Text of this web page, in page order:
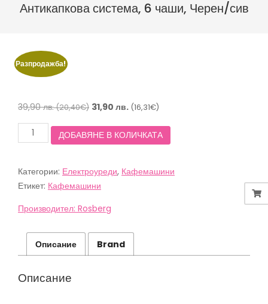
Антикапкова система, 6 чаши, Черен/сив
Разпродажба!
39,90лв.(20,40€) Original
was:
31,90 лв. (16,31€)
е:
количество
за
R51170B,
550W,
система,
чаши,
Черен/
сив
ДОБАВЯНЕ В КОЛИЧКАТА
Категории: Електроуреди, Кафемашини
Етикет: Кафемашини
Производител: Rosberg
Описание Brand
Описание